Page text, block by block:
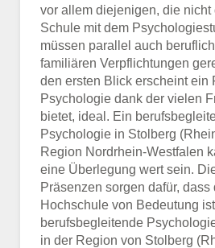
vor allem diejenigen, die nicht
Schule mit dem
müssen parallel auch
familiären Verpflichtungen
den ersten Blick erscheint ein
Psychologie dank der vielen
bietet, ideal. Ein
Psychologie in Stolberg
Region Nordrhein-Westfalen
eine Überlegung wert sein.
Präsenzen sorgen dafür, dass
Hochschule von Bedeutung
berufsbegleitende
in der Region von Stolberg